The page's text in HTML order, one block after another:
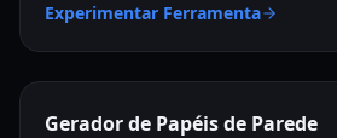
Experimentar Ferramenta
Gerador de Papéis de Parede